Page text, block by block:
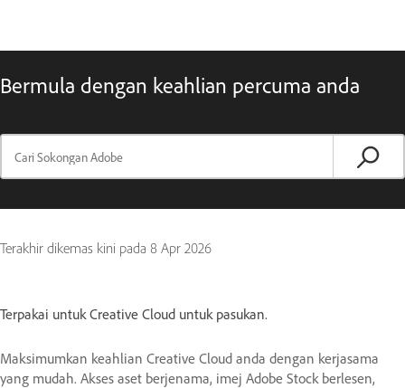
Bermula dengan keahlian percuma anda
Terakhir dikemas kini pada 8 Apr 2026
Terpakai untuk Creative Cloud untuk pasukan.
Maksimumkan keahlian Creative Cloud anda dengan kerjasama
yang mudah. Akses aset berjenama, imej Adobe Stock berlesen,